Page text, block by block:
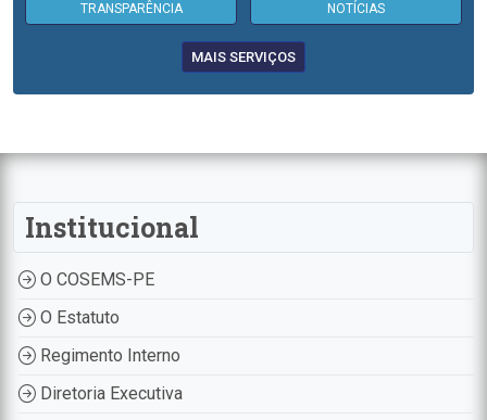
TRANSPARÊNCIA NOTÍCIAS
MAIS SERVIÇOS
Institucional
O COSEMS-PE
O Estatuto
Regimento Interno
Diretoria Executiva